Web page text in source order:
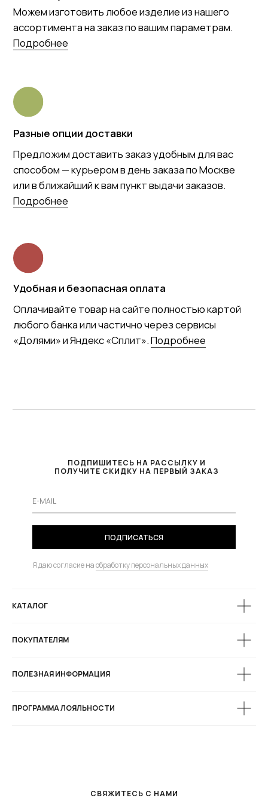
ПОДПИШИТЕСЬ НА РАССЫЛКУ И
ПОЛУЧИТЕ СКИДКУ НА ПЕРВЫЙ ЗАКАЗ
ПОДПИСАТЬСЯ
Я даю согласие наобработку персональных данных
КАТАЛОГ
ПОКУПАТЕЛЯМ
ПОЛЕЗНАЯ ИНФОРМАЦИЯ
ПРОГРАММА ЛОЯЛЬНОСТИ
СВЯЖИТЕСЬ С НАМИ